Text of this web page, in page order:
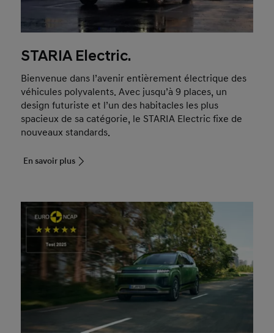
STARIA Electric.
Bienvenue dans l’avenir entièrement électrique des
véhicules polyvalents. Avec jusqu’à 9 places, un
design futuriste et l’un des habitacles les plus
spacieux de sa catégorie, le STARIA Electric fixe de
nouveaux standards.
En savoir plus